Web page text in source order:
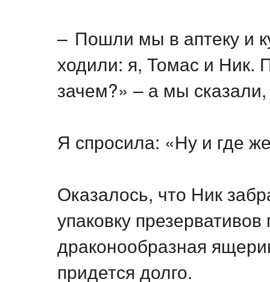
– Пошли мы в аптеку и
ходили: я, Томас и Ник.
зачем?» – а мы
Я спросила: «Ну и где
Оказалось, что Ник
упаковку
драконообразная
придется долго.